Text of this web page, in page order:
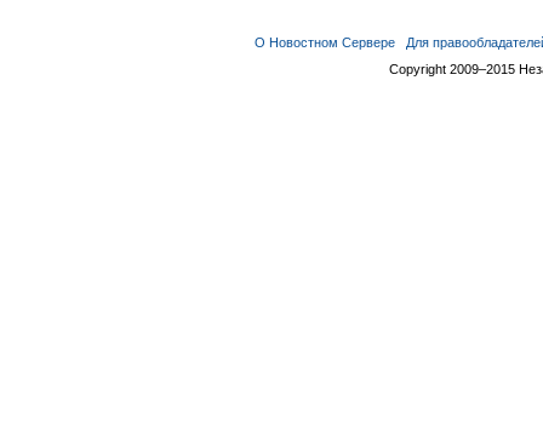
О Новостном Сервере
Для
Copyright 2009–2015